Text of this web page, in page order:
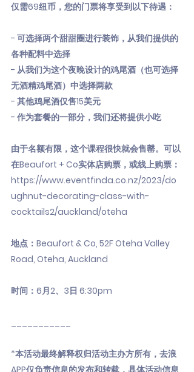
仅需69纽币，您的门票将享受到以下待遇：
- 可选择两个甜甜圈进行装饰，从我们提供的
各种配料中选择
- 从我们为这个夜晚设计的鸡尾酒（也可选择
无酒精鸡尾酒）中选择两款
- 其他鸡尾酒仅售15美元
- 作为套餐的一部分，我们还将提供小吃
由于名额有限，这个课程很快就会售罄。可以
在Beaufort + Co实体店购票，或线上购票：
https://www.eventfinda.co.nz/2023/do
ughnut-decorating-class-with-
cocktails2/auckland/oteha
地点：Beaufort & Co, 52F Oteha Valley
Road, Oteha, Auckland
时间：6月2、3日 6:30pm
*本活动最终解释权归活动主办方所有，去浪
APP仅负责信息的发布和转载，具体活动信息